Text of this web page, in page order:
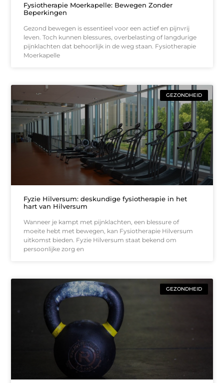
Fysiotherapie Moerkapelle: Bewegen Zonder
Beperkingen
Gezond bewegen is essentieel voor een actief en pijnvrij
leven. Toch kunnen blessures, overbelasting of langdurige
pijnklachten dat behoorlijk in de weg staan. Fysiotherapie
Moerkapelle
GEZONDHEID
Fyzie Hilversum: deskundige fysiotherapie in het
hart van Hilversum
Wanneer je kampt met pijnklachten, een blessure of
moeite hebt met bewegen, kan Fysiotherapie Hilversum
uitkomst bieden. Fyzie Hilversum staat bekend om
persoonlijke zorg en
GEZONDHEID